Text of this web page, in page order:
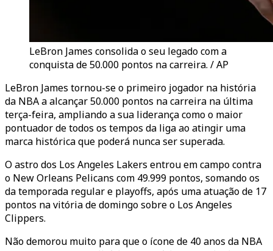
LeBron James consolida o seu legado com a
conquista de 50.000 pontos na carreira. / AP
LeBron James tornou-se o primeiro jogador na história
da NBA a alcançar 50.000 pontos na carreira na última
terça-feira, ampliando a sua liderança como o maior
pontuador de todos os tempos da liga ao atingir uma
marca histórica que poderá nunca ser superada.
O astro dos Los Angeles Lakers entrou em campo contra
o New Orleans Pelicans com 49.999 pontos, somando os
da temporada regular e playoffs, após uma atuação de 17
pontos na vitória de domingo sobre o Los Angeles
Clippers.
Não demorou muito para que o ícone de 40 anos da NBA